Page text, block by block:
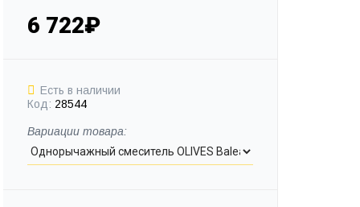
6 722₽
Есть в наличии
Код: 28544
Вариации товара: